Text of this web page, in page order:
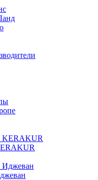
KERAKUR
Иджеван